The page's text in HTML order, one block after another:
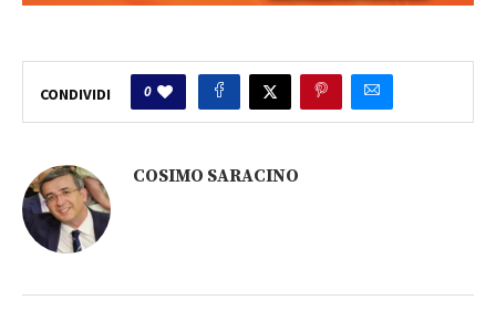
CONDIVIDI 0
COSIMO SARACINO